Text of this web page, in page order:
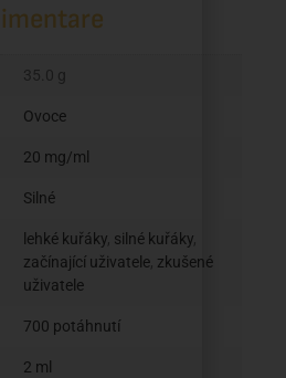
35.0 g
Ovoce
20 mg/ml
Silné
lehké kuřáky, silné kuřáky,
začínající uživatele, zkušené
uživatele
700 potáhnutí
2 ml